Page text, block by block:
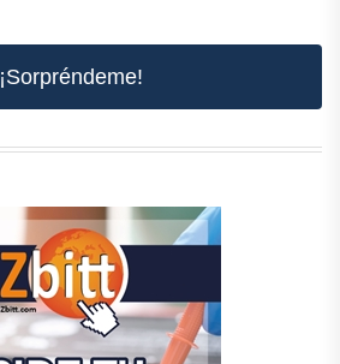
¡Sorpréndeme!